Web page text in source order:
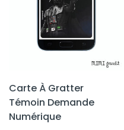
Carte À Gratter
Témoin Demande
Numérique